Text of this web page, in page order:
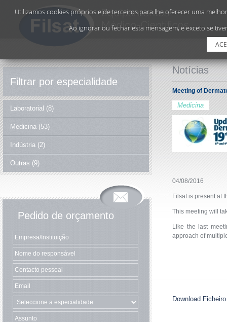
Filtrar por especialidade
Laboratorial (8)
Medicina (53)
Indústria (2)
Outras (9)
Pedido de orçamento
Notícias
Meeting of
Medicina
04/08/2016
Filsat is present at
This meeting will
Like the last
approach of
Download Ficheiro
Utilizamos cookies próprios e de terceiros para lhe oferecer uma
Ao ignorar ou fechar esta mensagem, e exceto se